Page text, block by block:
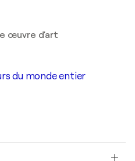
œuvre d'art
du monde entier